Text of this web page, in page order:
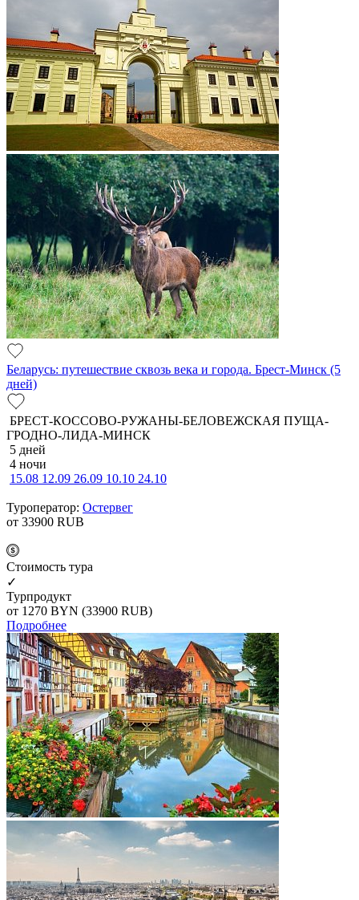
Беларусь: путешествие сквозь века и города. Брест-Минск (5
дней)
БРЕСТ-КОССОВО-РУЖАНЫ-БЕЛОВЕЖСКАЯ ПУЩА-
ГРОДНО-ЛИДА-МИНСК
5 дней
4 ночи
15.08 12.09 26.09 10.10 24.10
Туроператор: Остервег
от 33900 RUB
Cтоимость тура
✓
Турпродукт
от 1270 BYN (33900 RUB)
Подробнее